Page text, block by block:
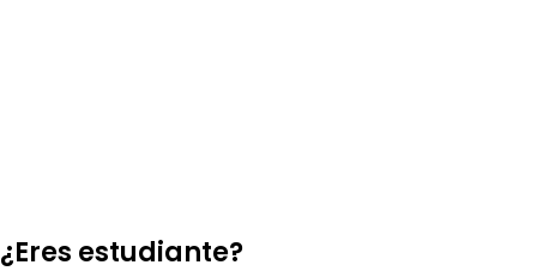
¿Eres estudiante?